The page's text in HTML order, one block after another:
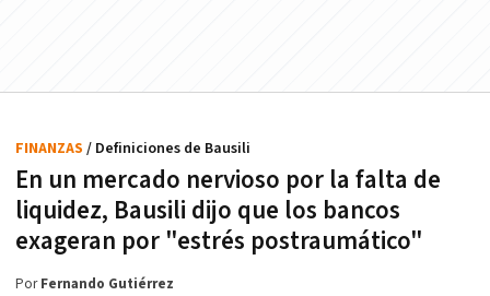
En un mercado nervioso por la falta de
liquidez, Bausili dijo que los bancos
exageran por "estrés postraumático"
FINANZAS / Definiciones de Bausili
PorFernando Gutiérrez